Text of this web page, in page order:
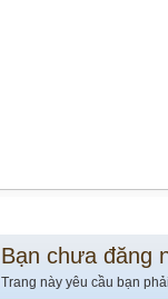
Bạn chưa đăng
Trang này yêu cầu bạn